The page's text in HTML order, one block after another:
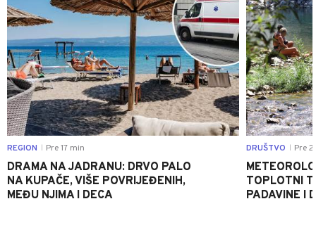
REGION Pre 17 min
DRAMA NA JADRANU: DRVO PALO
NA KUPAČE, VIŠE POVRIJEĐENIH,
MEĐU NJIMA I DECA
DRUŠTVO Pre
TOPLOTNI
PADAVINE I